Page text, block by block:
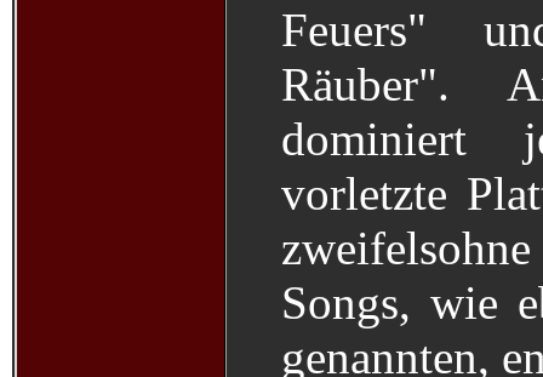
Feuers"
Räuber".
dominiert
vorletzte
Songs, wie
genannten,